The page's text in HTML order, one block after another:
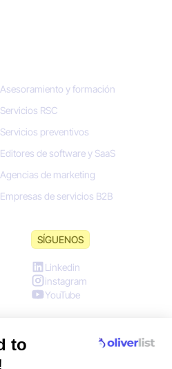
Asesoramiento y formación
Servicios RSC
Servicios preventivos
Editores de software y SaaS
Agencias de marketing
Empresas de servicios B2B
SÍGUENOS
Linkedin
instagram
YouTube